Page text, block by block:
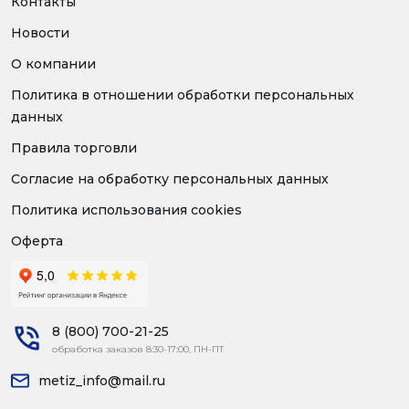
Новости
О компании
Политика в отношении обработки персональных
данных
Правила торговли
Согласие на обработку персональных данных
Политика использования cookies
Оферта
8 (800) 700-21-25
обработка заказов 8:30-17:00, ПН-ПТ
metiz_info@mail.ru